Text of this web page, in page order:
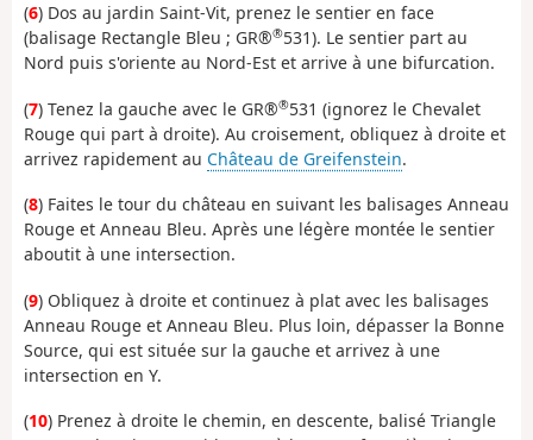
(6) Dos au jardin Saint-Vit, prenez le sentier en face
(balisage Rectangle Bleu ; GR®®531). Le sentier part au
Nord puis s'oriente au Nord-Est et arrive à une bifurcation.
(7) Tenez la gauche avec le GR®®531 (ignorez le Chevalet
Rouge qui part à droite). Au croisement, obliquez à droite et
arrivez rapidement au Château de Greifenstein.
(8) Faites le tour du château en suivant les balisages Anneau
Rouge et Anneau Bleu. Après une légère montée le sentier
aboutit à une intersection.
(9) Obliquez à droite et continuez à plat avec les balisages
Anneau Rouge et Anneau Bleu. Plus loin, dépasser la Bonne
Source, qui est située sur la gauche et arrivez à une
intersection en Y.
(10) Prenez à droite le chemin, en descente, balisé Triangle